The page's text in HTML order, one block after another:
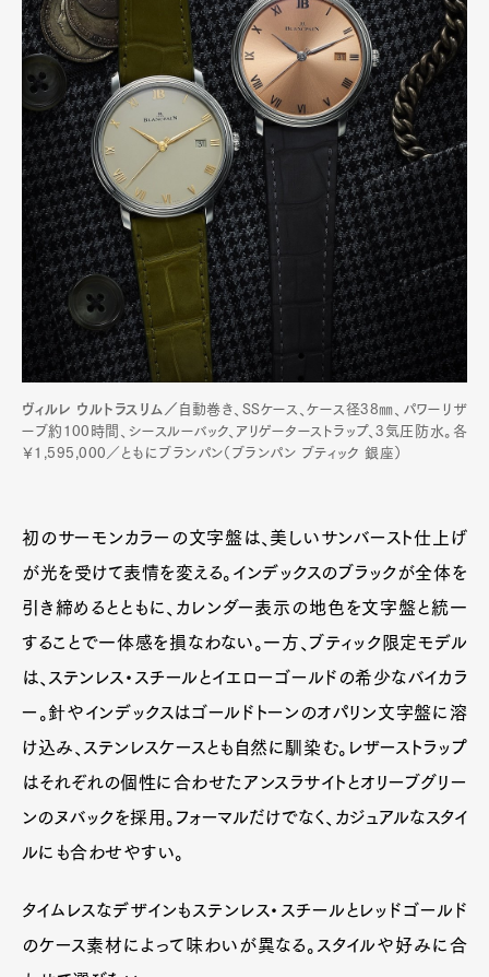
ヴィルレ ウルトラスリム／ 自動巻き、SSケース、ケース径38㎜、パワーリザ
ーブ約100時間、シースルーバック、アリゲーターストラップ、3気圧防水。各
￥1,595,000／ともにブランパン（ブランパン ブティック 銀座）
初のサーモンカラーの文字盤は、美しいサンバースト仕上げ
が光を受けて表情を変える。インデックスのブラックが全体を
引き締めるとともに、カレンダー表示の地色を文字盤と統一
することで一体感を損なわない。一方、ブティック限定モデル
は、ステンレス・スチールとイエローゴールドの希少なバイカラ
ー。針やインデックスはゴールドトーンのオパリン文字盤に溶
け込み、ステンレスケースとも自然に馴染む。レザーストラップ
はそれぞれの個性に合わせたアンスラサイトとオリーブグリー
ンのヌバックを採用。フォーマルだけでなく、カジュアルなスタイ
ルにも合わせやすい。
タイムレスなデザインもステンレス・スチールとレッドゴールド
のケース素材によって味わいが異なる。スタイルや好みに合